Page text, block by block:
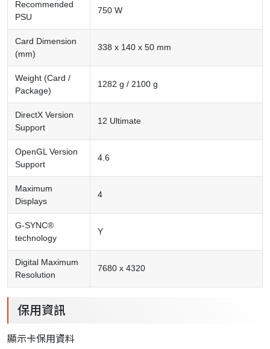
Recommended
PSU
750 W
Card Dimension
(mm)
338 x 140 x 50 mm
Weight (Card /
Package)
1282 g / 2100 g
DirectX Version
Support
12 Ultimate
OpenGL Version
Support
4.6
Maximum
Displays
4
G-SYNC®
technology
Y
Digital Maximum
Resolution
7680 x 4320
保用資訊
顯示卡保用資料